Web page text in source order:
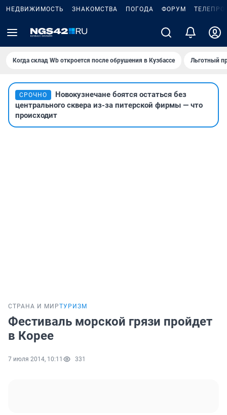
НЕДВИЖИМОСТЬ ЗНАКОМСТВА ПОГОДА ФОРУМ
Когда склад Wb откроется после обрушения в Кузбассе Льготный
СРОЧНО
Новокузнечане боятся остаться без
центрального сквера из-за питерской фирмы — что
происходит
СТРАНА И МИРТУРИЗМ
Фестиваль морской грязи пройдет
в Корее
7 июля 2014, 10:11 331